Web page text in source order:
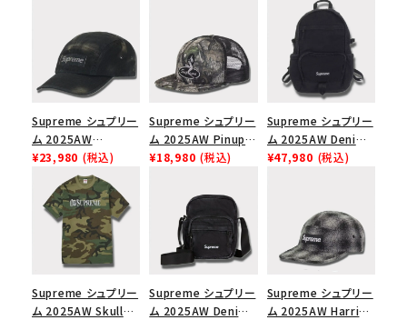
Supreme シュプリー
ム 2025AW
Overdyed Camp
Cap オーバーダイド
キャンプキャップ ブ
ラック
¥23,980 (税込)
Supreme シュプリー
ム 2025AW Pinup
Mesh Back 5-Panel
ュバック 5パネルキャ
ップ トゥルーティン
バーHTC フォールカ
¥18,980 (税込)
Supreme シュプリー
ム 2025AW Denim
Backpack デニム バ
¥47,980 (税込)
Supreme シュプリー
ム 2025AW Skull
Supreme シュプリー
ム 2025AW Denim
Supreme シュプリー
ム 2025AW Harris